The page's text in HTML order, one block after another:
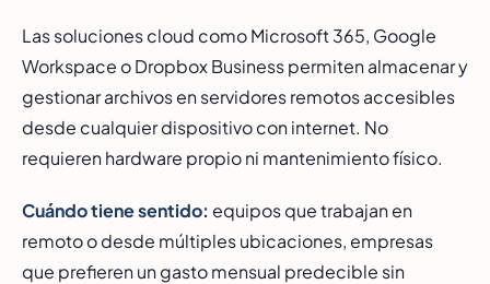
Las soluciones cloud como Microsoft 365, Google
Workspace o Dropbox Business permiten almacenar y
gestionar archivos en servidores remotos accesibles
desde cualquier dispositivo con internet. No
requieren hardware propio ni mantenimiento físico.
Cuándo tiene sentido: equipos que trabajan en
remoto o desde múltiples ubicaciones, empresas
que prefieren un gasto mensual predecible sin